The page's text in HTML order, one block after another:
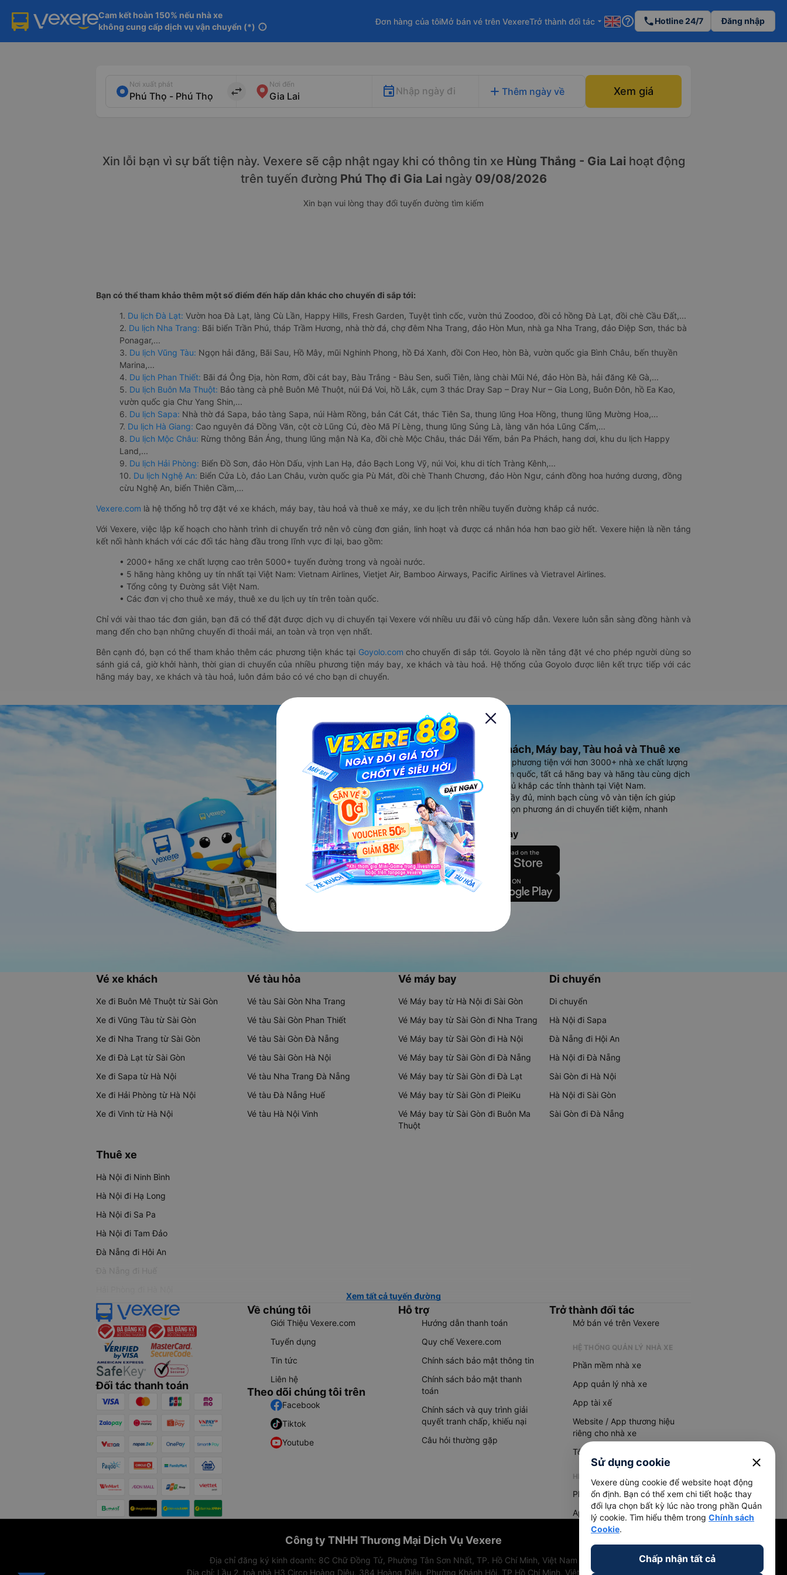
Cam kết hoàn 150% nếu nhà xe
không cung cấp dịch vụ vận chuyển (*) info
Đơn hàng của tôiMở bán vé trên VexereTrở thành đối tác arrow_drop_down help_outline phoneHotline 24/7 Đăng nhập
Nơi xuất phát
import_export
Nơi đến
Nhập ngày đi add Thêm ngày về Xem giá
Xin lỗi bạn vì sự bất tiện này. Vexere sẽ cập nhật ngay khi có thông tin xe Hùng Thắng - Gia Lai hoạt động
trên tuyến đường Phú Thọ đi Gia Lai ngày 09/08/2026
Xin bạn vui lòng thay đổi tuyến đường tìm kiếm
Bạn có thể tham khảo thêm một số điểm đến hấp dẫn khác cho chuyến đi sắp tới:
1. Du lịch Đà Lạt: Vườn hoa Đà Lạt, làng Cù Lần, Happy Hills, Fresh Garden, Tuyệt tình cốc, vườn thú Zoodoo, đồi cỏ hồng Đà Lạt, đồi chè Cầu Đất,...
2. Du lịch Nha Trang: Bãi biển Trần Phú, tháp Trầm Hương, nhà thờ đá, chợ đêm Nha Trang, đảo Hòn Mun, nhà ga Nha Trang, đảo Điệp Sơn, thác bà
Ponagar,...
3. Du lịch Vũng Tàu: Ngọn hải đăng, Bãi Sau, Hồ Mây, mũi Nghinh Phong, hồ Đá Xanh, đồi Con Heo, hòn Bà, vườn quốc gia Bình Châu, bến thuyền
Marina,...
4. Du lịch Phan Thiết: Bãi đá Ông Địa, hòn Rơm, đồi cát bay, Bàu Trắng - Bàu Sen, suối Tiên, làng chài Mũi Né, đảo Hòn Bà, hải đăng Kê Gà,...
5. Du lịch Buôn Ma Thuột: Bảo tàng cà phê Buôn Mê Thuột, núi Đá Voi, hồ Lắk, cụm 3 thác Dray Sap – Dray Nur – Gia Long, Buôn Đôn, hồ Ea Kao,
vườn quốc gia Chư Yang Shin,...
6. Du lịch Sapa: Nhà thờ đá Sapa, bảo tàng Sapa, núi Hàm Rồng, bản Cát Cát, thác Tiên Sa, thung lũng Hoa Hồng, thung lũng Mường Hoa,...
7. Du lịch Hà Giang: Cao nguyên đá Đồng Văn, cột cờ Lũng Cú, đèo Mã Pí Lèng, thung lũng Sủng Là, làng văn hóa Lũng Cẩm,...
8. Du lịch Mộc Châu: Rừng thông Bản Áng, thung lũng mận Nà Ka, đồi chè Mộc Châu, thác Dải Yếm, bản Pa Phách, hang dơi, khu du lịch Happy
Land,...
9. Du lịch Hải Phòng: Biển Đồ Sơn, đảo Hòn Dấu, vịnh Lan Hạ, đảo Bạch Long Vỹ, núi Voi, khu di tích Tràng Kênh,...
10. Du lịch Nghệ An: Biển Cửa Lò, đảo Lan Châu, vườn quốc gia Pù Mát, đồi chè Thanh Chương, đảo Hòn Ngư, cánh đồng hoa hướng dương, đồng
cừu Nghệ An, biển Thiên Cầm,...
Vexere.com là hệ thống hỗ trợ đặt vé xe khách, máy bay, tàu hoả và thuê xe máy, xe du lịch trên nhiều tuyến đường khắp cả nước.
Với Vexere, việc lập kế hoạch cho hành trình di chuyển trở nên vô cùng đơn giản, linh hoạt và được cá nhân hóa hơn bao giờ hết. Vexere hiện là nền tảng
kết nối hành khách với các đối tác hàng đầu trong lĩnh vực đi lại, bao gồm:
• 2000+ hãng xe chất lượng cao trên 5000+ tuyến đường trong và ngoài nước.
• 5 hãng hàng không uy tín nhất tại Việt Nam: Vietnam Airlines, Vietjet Air, Bamboo Airways, Pacific Airlines và Vietravel Airlines.
• Tổng công ty Đường sắt Việt Nam.
• Các đơn vị cho thuê xe máy, thuê xe du lịch uy tín trên toàn quốc.
Chỉ với vài thao tác đơn giản, bạn đã có thể đặt được dịch vụ di chuyển tại Vexere với nhiều ưu đãi vô cùng hấp dẫn. Vexere luôn sẵn sàng đồng hành và
mang đến cho bạn những chuyến đi thoải mái, an toàn và trọn vẹn nhất.
Bên cạnh đó, bạn có thể tham khảo thêm các phương tiện khác tại Goyolo.com cho chuyến đi sắp tới. Goyolo là nền tảng đặt vé cho phép người dùng so
sánh giá cả, giờ khởi hành, thời gian di chuyển của nhiều phương tiện máy bay, xe khách và tàu hoả. Hệ thống của Goyolo được liên kết trực tiếp với các
hãng máy bay, xe khách và tàu hoả, luôn đảm bảo có vé cho bạn di chuyển.
Ứng dụng đặt vé Xe khách, Máy bay, Tàu hoả và Thuê xe
Vexere - ứng dụng đặt vé đa phương tiện với hơn 3000+ nhà xe chất lượng
cao, 5000+ tuyến đường toàn quốc, tất cả hãng bay và hãng tàu cùng dịch
vụ thuê xe máy, xe du lịch phủ khắp các tỉnh thành tại Việt Nam.
Ứng dụng hiển thị thông tin đầy đủ, minh bạch cùng vô vàn tiện ích giúp
người dùng so sánh và lựa chọn phương án di chuyển tiết kiệm, nhanh
chóng và phù hợp nhất.
Tải ứng dụng Vexere ngay
Vé xe khách
Xe đi Buôn Mê Thuột từ Sài Gòn
Xe đi Vũng Tàu từ Sài Gòn
Xe đi Nha Trang từ Sài Gòn
Xe đi Đà Lạt từ Sài Gòn
Xe đi Sapa từ Hà Nội
Xe đi Hải Phòng từ Hà Nội
Xe đi Vinh từ Hà Nội
Vé tàu hỏa
Vé tàu Sài Gòn Nha Trang
Vé tàu Sài Gòn Phan Thiết
Vé tàu Sài Gòn Đà Nẵng
Vé tàu Sài Gòn Hà Nội
Vé tàu Nha Trang Đà Nẵng
Vé tàu Đà Nẵng Huế
Vé tàu Hà Nội Vinh
Vé máy bay
Vé Máy bay từ Hà Nội đi Sài Gòn
Vé Máy bay từ Sài Gòn đi Nha Trang
Vé Máy bay từ Sài Gòn đi Hà Nội
Vé Máy bay từ Sài Gòn đi Đà Nẵng
Vé Máy bay từ Sài Gòn đi Đà Lạt
Vé Máy bay từ Sài Gòn đi PleiKu
Vé Máy bay từ Sài Gòn đi Buôn Ma
Thuột
Di chuyển
Di chuyển
Hà Nội đi Sapa
Đà Nẵng đi Hội An
Hà Nội đi Đà Nẵng
Sài Gòn đi Hà Nội
Hà Nội đi Sài Gòn
Sài Gòn đi Đà Nẵng
Thuê xe
Hà Nội đi Ninh Bình
Hà Nội đi Hạ Long
Hà Nội đi Sa Pa
Hà Nội đi Tam Đảo
Đà Nẵng đi Hội An
Đà Nẵng đi Huế
Xem tất cả tuyến đường
Đối tác thanh toán
Về chúng tôi
Giới Thiệu Vexere.com
Tuyển dụng
Tin tức
Liên hệ
Theo dõi chúng tôi trên
Facebook
Tiktok
Youtube
Hỗ trợ
Hướng dẫn thanh toán
Quy chế Vexere.com
Chính sách bảo mật thông tin
Chính sách bảo mật thanh
toán
Chính sách và quy trình giải
quyết tranh chấp, khiếu nại
Câu hỏi thường gặp
Trở thành đối tác
Mở bán vé trên Vexere
HỆ THỐNG QUẢN LÝ NHÀ XE
Phần mềm nhà xe
App quản lý nhà xe
App tài xế
Website / App thương hiệu
riêng cho nhà xe
Tổng đài AI
HỆ THỐNG QUẢN LÝ HÀNG HOÁ
Phần mềm quản lý hàng hoá
App quản lý hàng hoá
Công ty TNHH Thương Mại Dịch Vụ Vexere
Địa chỉ đăng ký kinh doanh: 8C Chữ Đồng Tử, Phường Tân Sơn Nhất, TP. Hồ Chí Minh, Việt Nam
Địa chỉ: Lầu 2, toà nhà H3 Circo Hoàng Diệu, 384 Hoàng Diệu, Phường Khánh Hội, TP Hồ Chí Minh, Việt Nam
Sử dụng cookie close
Vexere dùng cookie để website hoạt động
ổn định. Bạn có thể xem chi tiết hoặc thay
đổi lựa chọn bất kỳ lúc nào trong phần Quản
lý cookie. Tìm hiểu thêm trong Chính sách
Cookie.
Chấp nhận tất cả